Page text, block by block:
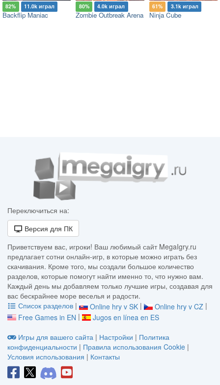
82% 11.0k играл
Backflip Maniac
80% 4.0k играл
Zombie Outbreak Arena
61% 3.1k играл
Ninja Cube
Переключиться на:
Версия для ПК
Приветствуем вас, игроки! Ваш любимый сайт MegaIgry.ru
предлагает сотни онлайн-игр, в которые можно играть без
скачивания. Кроме того, мы создали большое количество
разделов, которые помогут найти именно то, что нужно вам.
Каждый день мы добавляем только лучшие игры, создавая для
вас бескрайнее море веселья и радости.
Список разделов | Online hry v SK | Online hry v CZ |
Free Games in EN |
Jugos en línea en ES
Игры для вашего сайта | Настройки | Политика
конфиденциальности | Правила использования Cookie |
Условия использования | Контакты